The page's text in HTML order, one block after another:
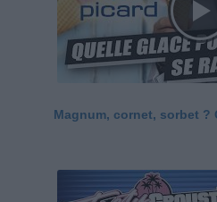
Magnum, cornet, sorbet ?